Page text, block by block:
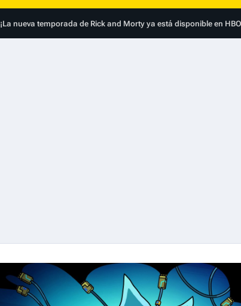
¡La nueva temporada de Rick and Morty ya está disponible en